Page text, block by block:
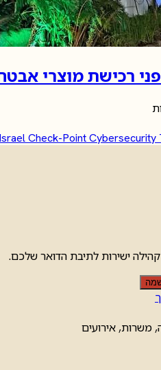
רכישת מוצרי
IsraelCheck-PointCybersecurity
ישירות לתיבת הדואר שלכם.